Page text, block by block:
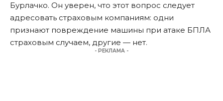
Бурлачко. Он уверен, что этот вопрос следует
адресовать страховым компаниям: одни
признают повреждение машины при атаке БПЛА
страховым случаем, другие — нет.
- РЕКЛАМА -